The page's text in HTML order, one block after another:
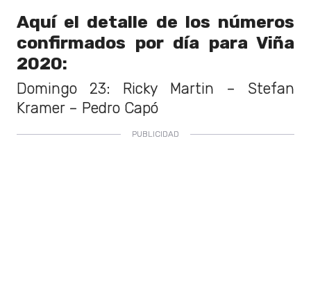
Aquí el detalle de los números
confirmados por día para Viña
2020:
Domingo 23: Ricky Martin – Stefan
Kramer – Pedro Capó